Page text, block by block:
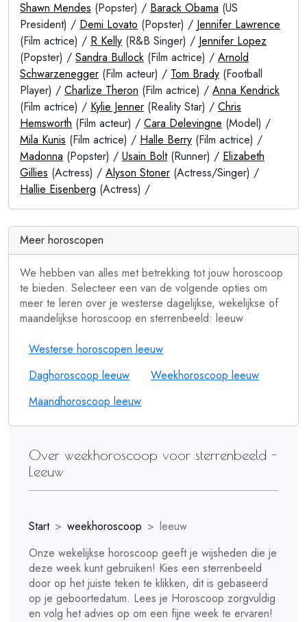
Shawn Mendes (Popster) / Barack Obama (US
President) / Demi Lovato (Popster) / Jennifer Lawrence
(Film actrice) / R Kelly (R&B Singer) / Jennifer Lopez
(Popster) / Sandra Bullock (Film actrice) / Arnold
Schwarzenegger (Film acteur) / Tom Brady (Football
Player) / Charlize Theron (Film actrice) / Anna Kendrick
(Film actrice) / Kylie Jenner (Reality Star) / Chris
Hemsworth (Film acteur) / Cara Delevingne (Model) /
Mila Kunis (Film actrice) / Halle Berry (Film actrice) /
Madonna (Popster) / Usain Bolt(Runner) / Elizabeth
Gillies (Actress) / Alyson Stoner (Actress/Singer) /
Hallie Eisenberg (Actress) /
Meer horoscopen
We hebben van alles met betrekking tot jouw horoscoop
te bieden. Selecteer een van de volgende opties om
meer te leren over je westerse dagelijkse, wekelijkse of
maandelijkse horoscoop en sterrenbeeld: leeuw
Westerse horoscopen leeuw
Daghoroscoop leeuw
Weekhoroscoop leeuw
Maandhoroscoop leeuw
Over weekhoroscoop voor sterrenbeeld -
Leeuw
Start weekhoroscoop
leeuw
Onze wekelijkse horoscoop geeft je wijsheden die je
deze week kunt gebruiken! Kies een sterrenbeeld
door op het juiste teken te klikken, dit is gebaseerd
op je geboortedatum. Lees je Horoscoop zorgvuldig
en volg het advies op om een fijne week te ervaren!